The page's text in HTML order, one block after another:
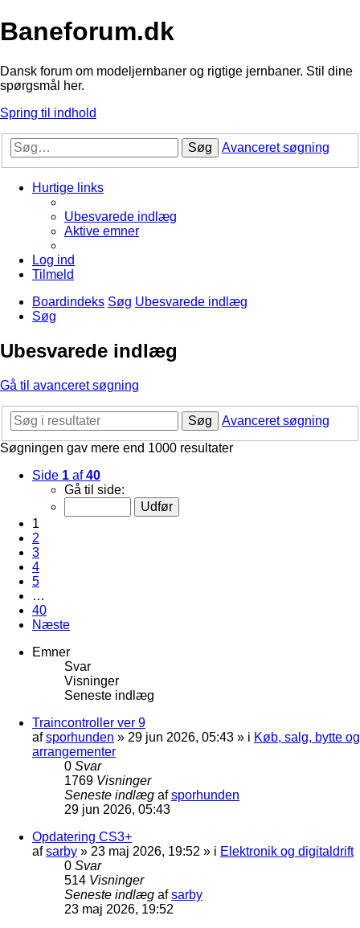
Baneforum.dk
Dansk forum om modeljernbaner og rigtige jernbaner. Stil dine
spørgsmål her.
Spring til indhold
Søg Avanceret søgning
Hurtige links
Ubesvarede indlæg
Aktive emner
Log ind
Tilmeld
Boardindeks Søg Ubesvarede indlæg
Søg
Ubesvarede indlæg
Gå til avanceret søgning
Søg
Avanceret søgning
Søgningen gav mere end 1000 resultater
Side 1 af40
Gå til side:
1
2
3
4
5
…
40
Næste
Emner
Svar
Visninger
Seneste indlæg
Traincontroller ver 9
afsporhunden » 29 jun 2026, 05:43 » i Køb, salg, bytte og
arrangementer
0 Svar
1769 Visninger
Seneste indlæg afsporhunden
29 jun 2026, 05:43
Opdatering CS3+
afsarby » 23 maj 2026, 19:52 » i Elektronik og digitaldrift
0 Svar
514 Visninger
Seneste indlæg afsarby
23 maj 2026, 19:52